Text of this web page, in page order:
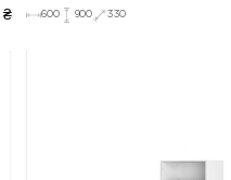
₴ 600 900 330